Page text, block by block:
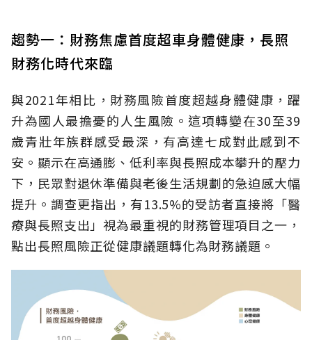
趨勢一：財務焦慮首度超車身體健康，長照
財務化時代來臨
與2021年相比，財務風險首度超越身體健康，躍
升為國人最擔憂的人生風險。這項轉變在30至39
歲青壯年族群感受最深，有高達七成對此感到不
安。顯示在高通膨、低利率與長照成本攀升的壓力
下，民眾對退休準備與老後生活規劃的急迫感大幅
提升。調查更指出，有13.5%的受訪者直接將「醫
療與長照支出」視為最重視的財務管理項目之一，
點出長照風險正從健康議題轉化為財務議題。